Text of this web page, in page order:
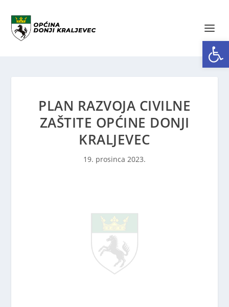
Open toolbar
PLAN RAZVOJA CIVILNE
ZAŠTITE OPĆINE DONJI
KRALJEVEC
19. prosinca 2023.